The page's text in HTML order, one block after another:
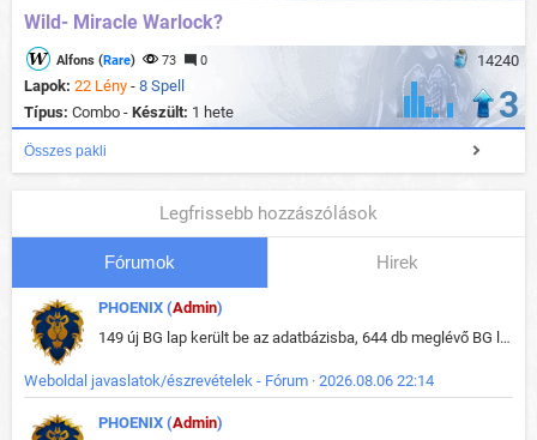
Wild- Miracle Warlock?
14240
Alfons (Rare) 73 0
Lapok: 22 Lény - 8 Spell
Típus: Combo - Készült: 1 hete 3
Összes pakli
Legfrissebb hozzászólások
Fórumok Hirek
PHOENIX (Admin)
149 új BG lap került be az adatbázisba, 644 db meglévő BG lap módosult, bekerültek az új képek a megváltozott lapokhoz is.
Weboldal javaslatok/észrevételek - Fórum · 2026.08.06 22:14
PHOENIX (Admin)